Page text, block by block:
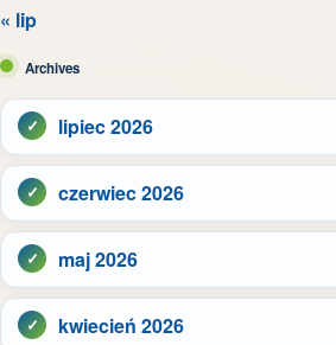
« lip
Archives
lipiec 2026
czerwiec 2026
maj 2026
kwiecień 2026